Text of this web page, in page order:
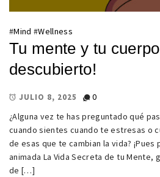
#Mind #Wellness
Tu mente y tu
descubierto!
JULIO 8, 2025
0
¿Alguna vez te has preguntado qué
cuando sientes cuando te estresas o
de esas que te cambian la vida?
animada La Vida Secreta de tu Mente,
de […]